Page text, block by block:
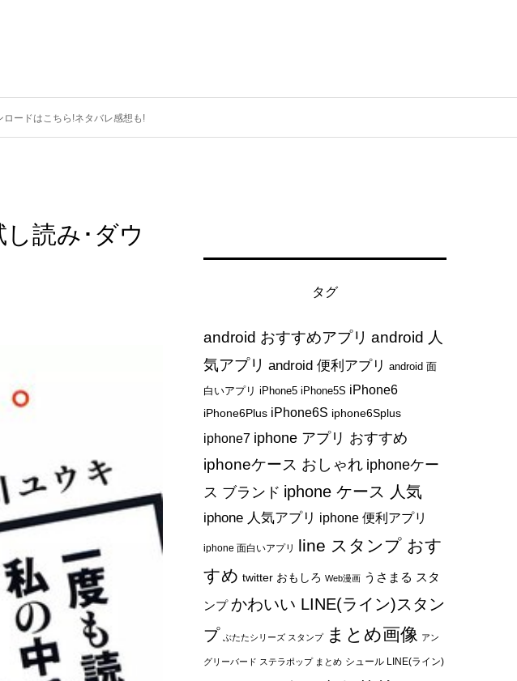
ードはこちら!ネタバレ感想も!
読み･ダウ
タグ
android おすすめアプリ android 人
気アプリ android 便利アプリ android 面
白いアプリ iPhone5 iPhone5S iPhone6
iPhone6Plus iPhone6S iphone6Splus
iphone7 iphone アプリ おすすめ
iphoneケース おしゃれ iphoneケー
ス ブランド iphone ケース 人気
iphone 人気アプリ iphone 便利アプリ
iphone 面白いアプリ line スタンプ おす
すめ twitter おもしろ Web漫画 うさまる スタ
ンプ かわいい LINE(ライン)スタン
プ ぶたたシリーズ スタンプ まとめ画像 アン
グリーバード ステラポップ まとめ シュール LINE(ライン)